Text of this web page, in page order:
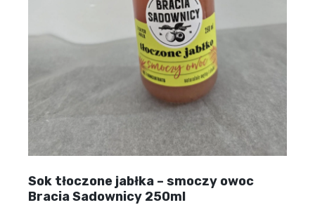
Sok tłoczone jabłka – smoczy owoc
Bracia Sadownicy 250ml